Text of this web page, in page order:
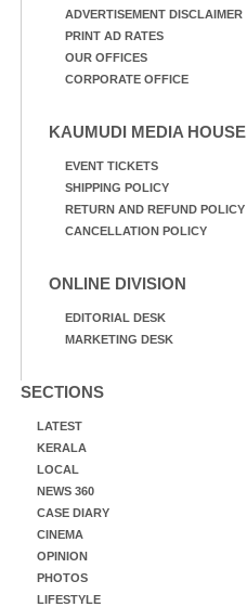
ADVERTISEMENT DISCLAIMER
PRINT AD RATES
OUR OFFICES
CORPORATE OFFICE
KAUMUDI MEDIA HOUSE
EVENT TICKETS
SHIPPING POLICY
RETURN AND REFUND POLICY
CANCELLATION POLICY
ONLINE DIVISION
EDITORIAL DESK
MARKETING DESK
SECTIONS
LATEST
KERALA
LOCAL
NEWS 360
CASE DIARY
CINEMA
OPINION
PHOTOS
LIFESTYLE